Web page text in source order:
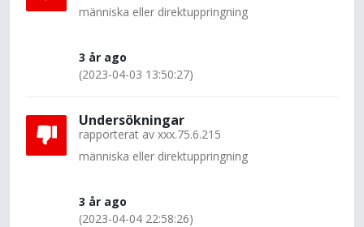
människa eller direktuppringning
3 år ago
(2023-04-03 13:50:27)
Undersökningar
rapporterat av xxx.75.6.215
människa eller direktuppringning
3 år ago
(2023-04-04 22:58:26)